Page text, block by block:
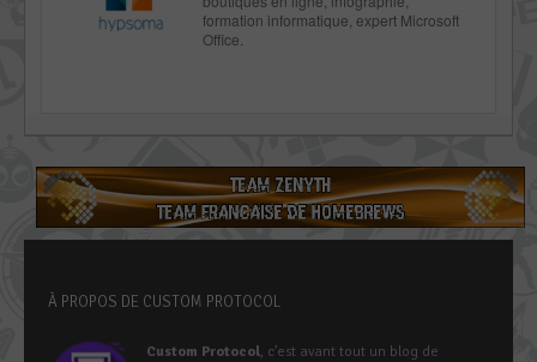
formation informatique, expert Microsoft
Office.
À PROPOS DE CUSTOM PROTOCOL
Custom Protocol, c’est avant tout un blog de